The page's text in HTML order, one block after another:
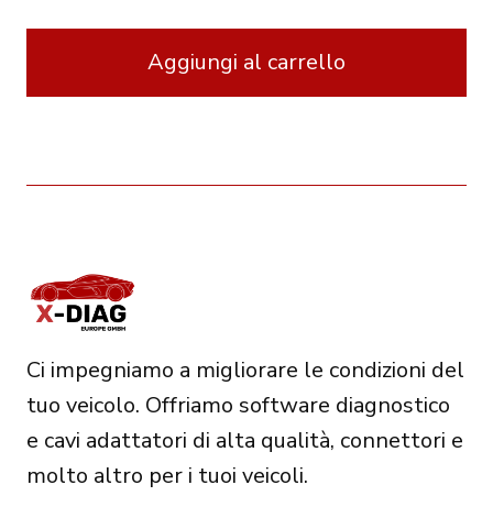
Aggiungi al carrello
Ci impegniamo a migliorare le condizioni del
tuo veicolo. Offriamo software diagnostico
e cavi adattatori di alta qualità, connettori e
molto altro per i tuoi veicoli.